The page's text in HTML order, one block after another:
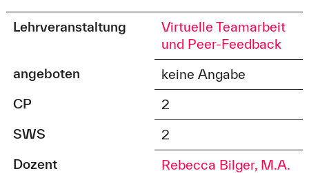
Lehrveranstaltung
Virtuelle Teamarbeit
und Peer-Feedback
angeboten
keine Angabe
CP
2
SWS
2
Dozent
Rebecca Bilger, M.A.